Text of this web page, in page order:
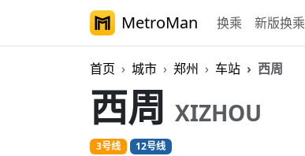
MetroMan 换乘 新版换乘
首页 城市 郑州 车站 西周
西周 XIZHOU
3号线 12号线